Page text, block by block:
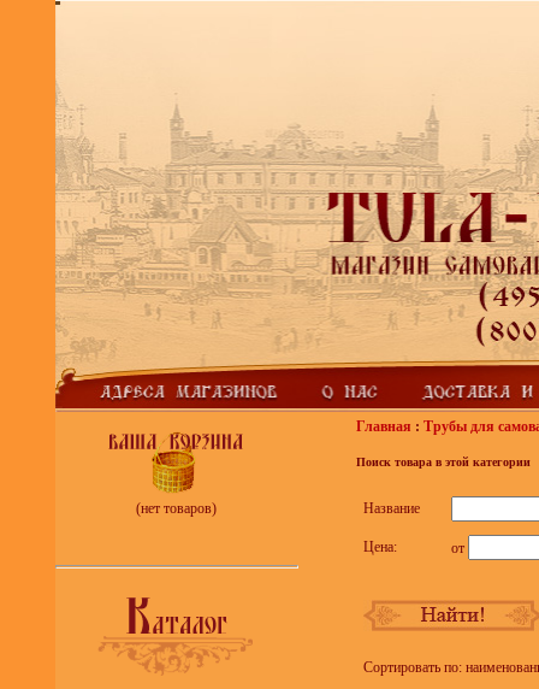
(нет товаров)
Главная : Трубы для
Поиск товара в этой категории
Название
Цена: от
Сортировать по: